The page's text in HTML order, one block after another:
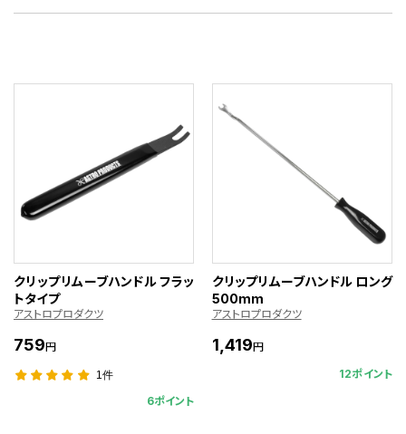
クリップリムーブハンドル フラッ
トタイプ
アストロプロダクツ
759円
1件
6ポイント
クリップリムーブハンドル ロング
500mm
アストロプロダクツ
1,419円
12ポイント